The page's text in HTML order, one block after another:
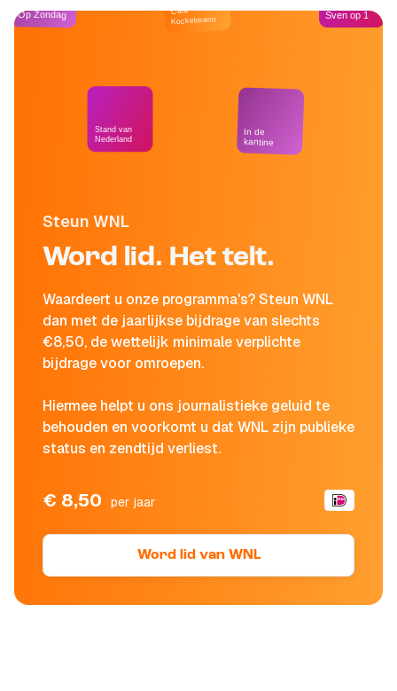
Steun WNL
Word lid. Het telt.
Waardeert u onze programma's? Steun WNL
dan met de jaarlijkse bijdrage van slechts
€8,50, de wettelijk minimale verplichte
bijdrage voor omroepen.
Hiermee helpt u ons journalistieke geluid te
behouden en voorkomt u dat WNL zijn publieke
status en zendtijd verliest.
€ 8,50 per jaar
Word lid van WNL
Op Zondag
Stand van
Nederland
Café
Kockelmann
In de
kantine
Sven op 1